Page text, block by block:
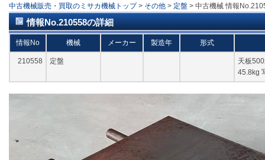
中古機械販売・買取のミサカ機械トップ > その他 > 定盤 > 中古機械 情報
情報No.210558の詳細
情報No 機械 メーカー 製造年 形式
210558 定盤
天板
45.8kg